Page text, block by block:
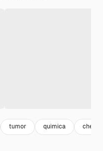
tumor quimica